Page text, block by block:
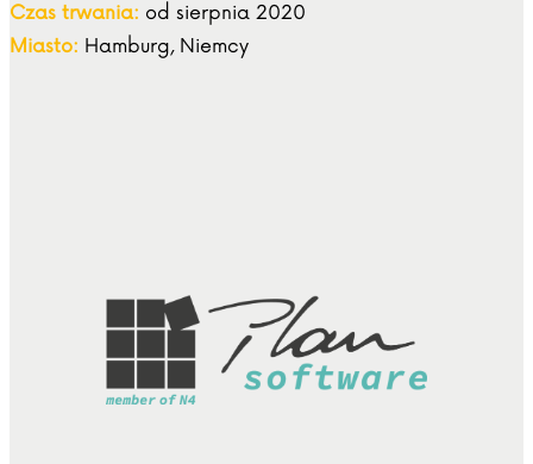
Czas trwania: od sierpnia 2020
Miasto: Hamburg, Niemcy